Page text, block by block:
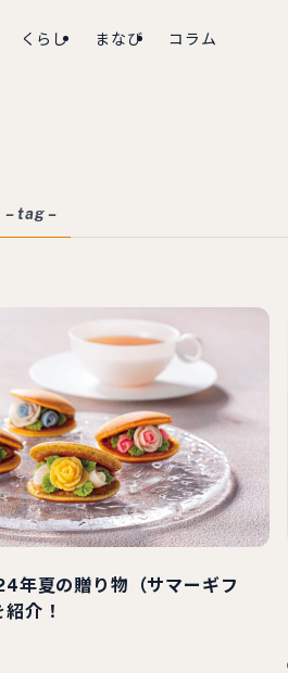
くらし まなび コラム
– tag –
年夏の贈り物（サマーギフ
介！